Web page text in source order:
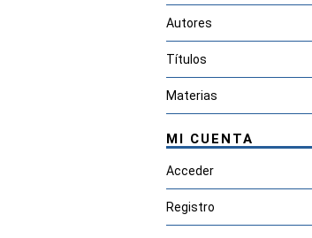
Autores
Títulos
Materias
MI CUENTA
Acceder
Registro